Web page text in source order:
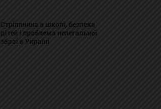
Стрілянина в школі, безпека
дітей і проблема нелегальної
зброї в Україні